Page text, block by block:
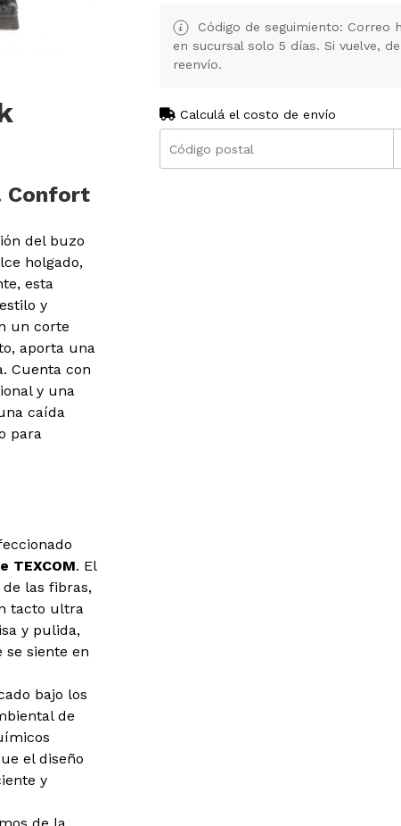
Confort
del buzo
holgado,
esta
y
un corte
aporta una
Cuenta con
y una
caída
para
TEXCOM. El
las fibras,
tacto ultra
y pulida,
siente en
bajo los
de
el diseño
y
Código de seguimiento: Correo
en sucursal solo 5 días. Si vuelve,
reenvío.
Calculá el costo de envío